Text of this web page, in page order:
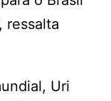
ressalta
Uri